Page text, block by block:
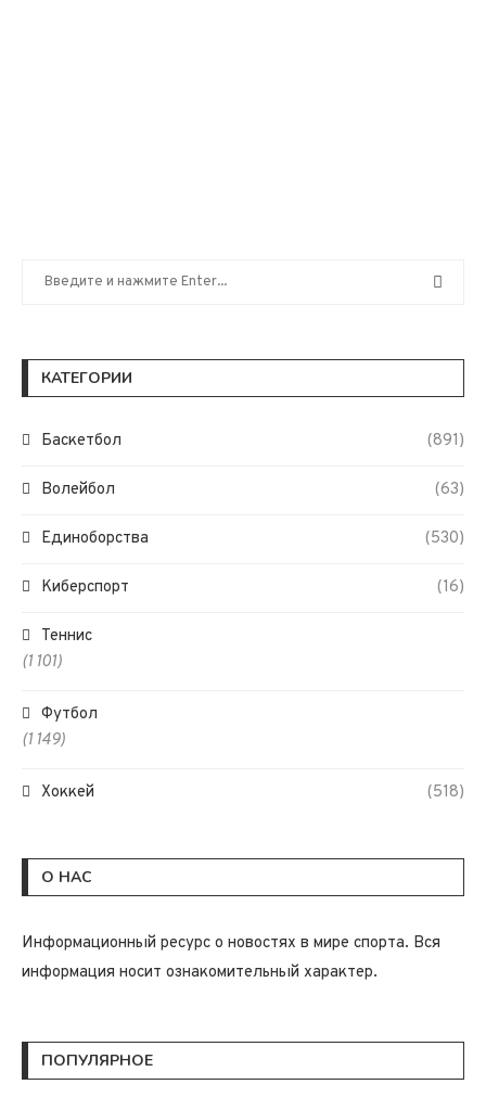
КАТЕГОРИИ
Баскетбол (891)
Волейбол (63)
Единоборства (530)
Киберспорт (16)
Теннис
(1 101)
Футбол
(1 149)
Хоккей (518)
О НАС
Информационный ресурс о новостях в мире спорта. Вся
информация носит ознакомительный характер.
ПОПУЛЯРНОЕ